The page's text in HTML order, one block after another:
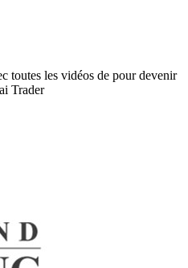
toutes les vidéos de pour devenir
Trader